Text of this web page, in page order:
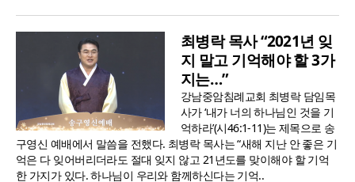
최병락 목사 “2021년 잊
지 말고 기억해야 할 3가
지는…”
강남중암침례교회 최병락 담임목
사가 ‘내가 너의 하나님인 것을 기
억하라’(시46:1-11)는 제목으로 송
구영신 예배에서 말씀을 전했다. 최병락 목사는 “새해 지난 안 좋은 기
억은 다 잊어버리더라도 절대 잊지 않고 21년도를 맞이해야 할 기억
한 가지가 있다. 하나님이 우리와 함께하신다는 기억..